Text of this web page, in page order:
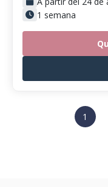
1 semana
1